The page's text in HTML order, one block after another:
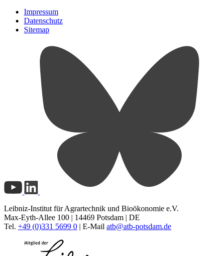
Impressum
Datenschutz
Sitemap
Leibniz-Institut für Agrartechnik und Bioökonomie e.V.
Max-Eyth-Allee 100 | 14469 Potsdam | DE
Tel. +49 (0)331 5699 0 | E-Mail atb@atb-potsdam.de